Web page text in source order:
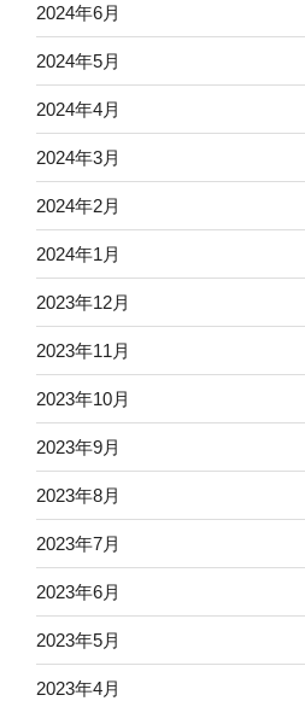
2024年6月
2024年5月
2024年4月
2024年3月
2024年2月
2024年1月
2023年12月
2023年11月
2023年10月
2023年9月
2023年8月
2023年7月
2023年6月
2023年5月
2023年4月